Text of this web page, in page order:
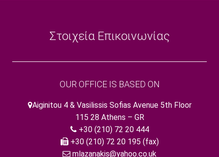
Στοιχεία Επικοινωνίας
OUR OFFICE IS BASED ON
Aiginitou 4 & Vasilissis Sofias Avenue 5th Floor
115 28 Athens – GR
+30 (210) 72 20 444
+30 (210) 72 20 195 (fax)
mlazanakis@yahoo.co.uk